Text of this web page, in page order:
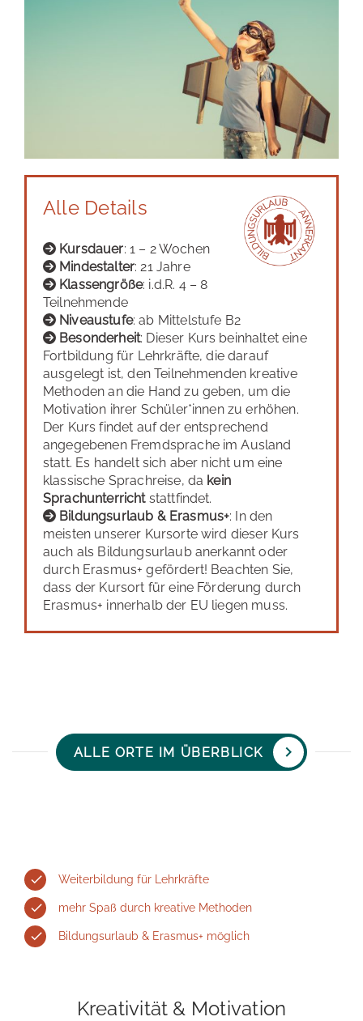
Alle Details
Kursdauer: 1 – 2 Wochen
Mindestalter: 21 Jahre
Klassengröße: i.d.R. 4 – 8
Teilnehmende
Niveaustufe: ab Mittelstufe B2
Besonderheit: Dieser Kurs beinhaltet eine
Fortbildung für Lehrkräfte, die darauf
ausgelegt ist, den Teilnehmenden kreative
Methoden an die Hand zu geben, um die
Motivation ihrer Schüler*innen zu erhöhen.
Der Kurs findet auf der entsprechend
angegebenen Fremdsprache im Ausland
statt. Es handelt sich aber nicht um eine
klassische Sprachreise, da kein
Sprachunterrichtstattfindet.
Bildungsurlaub & Erasmus+: In den
meisten unserer Kursorte wird dieser Kurs
auch als Bildungsurlaub anerkannt oder
durch Erasmus+ gefördert! Beachten Sie,
dass der Kursort für eine Förderung durch
Erasmus+ innerhalb der EU liegen muss.
ALLE ORTE IM ÜBERBLICK
Weiterbildung für Lehrkräfte
mehr Spaß durch kreative Methoden
Bildungsurlaub & Erasmus+ möglich
Kreativität & Motivation